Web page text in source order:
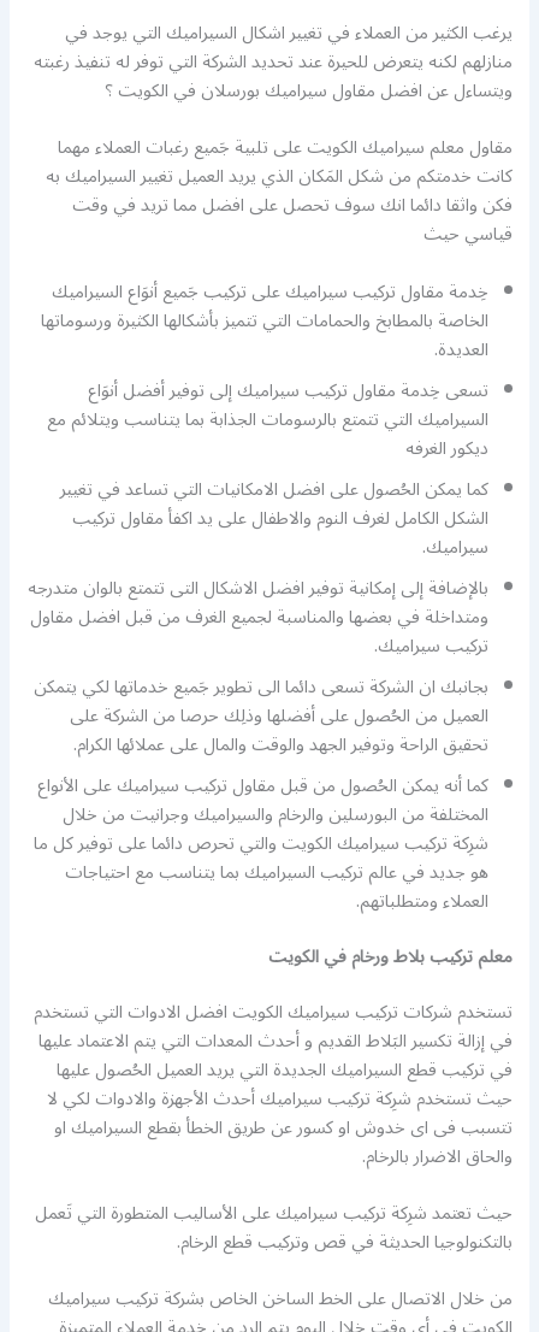
يرغب الكثير من العملاء في تغيير اشكال السيراميك التي يوجد في
منازلهم لكنه يتعرض للحيرة عند تحديد الشركة التي توفر له تنفيذ رغبته
ويتساءل عن افضل مقاول سيراميك بورسلان في الكويت ؟
مقاول معلم سيراميك الكويت على تلبية جَميع رغبات العملاء مهما
كانت خدمتكم من شكل المَكان الذي يريد العميل تغيير السيراميك به
فكن واثقا دائما انك سوف تحصل على افضل مما تريد في وقت
قياسي حيث
خِدمة مقاول تركيب سيراميك على تركيب جَميع أنوَاع السيراميك
الخاصة بالمطابخ والحمامات التي تتميز بأشكالها الكثيرة ورسوماتها
العديدة.
تسعى خِدمة مقاول تركيب سيراميك إلى توفير أفضل أنوَاع
السيراميك التي تتمتع بالرسومات الجذابة بما يتناسب ويتلائم مع
ديكور الغرفه
كما يمكن الحُصول على افضل الامكانيات التي تساعد في تغيير
الشكل الكامل لغرف النوم والاطفال على يد اكفأ مقاول تركيب
سيراميك.
بالإضافة إلى إمكانية توفير افضل الاشكال التى تتمتع بالوان متدرجه
ومتداخلة في بعضها والمناسبة لجميع الغرف من قبل افضل مقاول
تركيب سيراميك.
بجانبك ان الشركة تسعى دائما الى تطوير جَميع خدماتها لكي يتمكن
العميل من الحُصول على أفضلها وذلِك حرصا من الشركة على
تحقيق الراحة وتوفير الجهد والوقت والمال على عملائها الكرام.
كما أنه يمكن الحُصول من قبل مقاول تركيب سيراميك على الأنواع
المختلفة من البورسلين والرخام والسيراميك وجرانيت من خلال
شرِكة تركيب سيراميك الكويت والتي تحرص دائما على توفير كل ما
هو جديد في عالم تركيب السيراميك بما يتناسب مع احتياجات
العملاء ومتطلباتهم.
معلم تركيب بلاط ورخام في الكويت
تستخدم شركات تركيب سيراميك الكويت افضل الادوات التي تستخدم
في إزالة تكسير البَلاط القديم و أحدث المعدات التي يتم الاعتماد عليها
في تركيب قطع السيراميك الجديدة التي يريد العميل الحُصول عليها
حيث تستخدم شرِكة تركيب سيراميك أحدث الأجهزة والادوات لكي لا
تتسبب فى اى خدوش او كسور عن طريق الخطأ بقطع السيراميك او
والحاق الاضرار بالرخام.
حيث تعتمد شرِكة تركيب سيراميك على الأساليب المتطورة التي تَعمل
بالتكنولوجيا الحديثة في قص وتركيب قطع الرخام.
من خلال الاتصال على الخط الساخن الخاص بشركة تركيب سيراميك